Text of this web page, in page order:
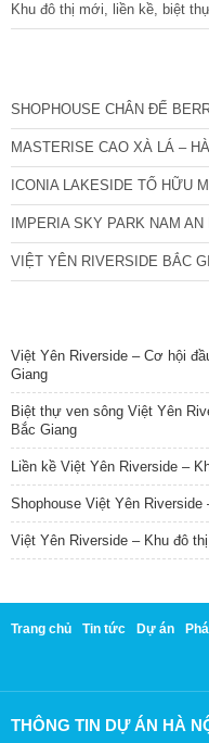
Khu đô thị mới, liền kề, biệt
SHOPHOUSE CHÂN ĐẾ
MASTERISE CAO XÀ LÁ –
ICONIA LAKESIDE TỐ HỮU
IMPERIA SKY PARK NAM AN
VIỆT YÊN RIVERSIDE BẮC
Việt Yên Riverside – Cơ hội
Giang
Biệt thự ven sông Việt Yên
Bắc Giang
Liền kề Việt Yên Riverside –
Shophouse Việt Yên
Việt Yên Riverside – Khu đô
Trang chủ Tin tức Dự án
THÔNG TIN DỰ ÁN HÀ